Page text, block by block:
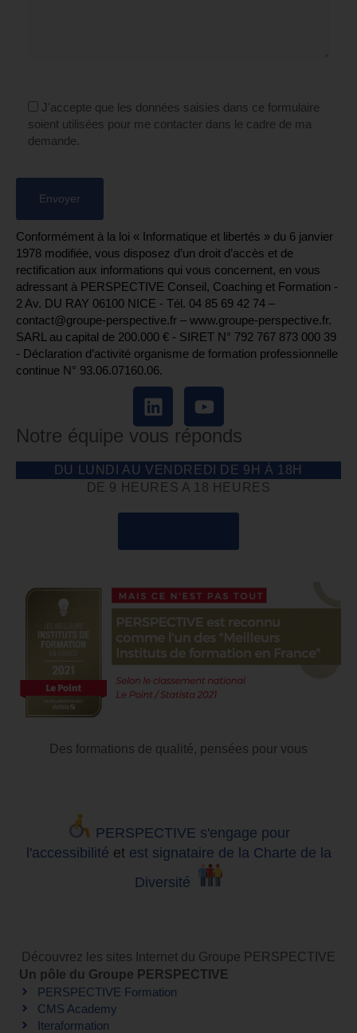
J'accepte que les données saisies dans ce formulaire
soient utilisées pour me contacter dans le cadre de ma
demande.
Conformément à la loi « Informatique et libertés » du 6 janvier
1978 modifiée, vous disposez d’un droit d’accès et de
rectification aux informations qui vous concernent, en vous
adressant à PERSPECTIVE Conseil, Coaching et Formation -
2 Av. DU RAY 06100 NICE - Tél. 04 85 69 42 74⁩ –
contact@groupe-perspective.fr – www.groupe-perspective.fr.
SARL au capital de 200.000 € - SIRET N° 792 767 873 000 39
- Déclaration d’activité organisme de formation professionnelle
continue N° 93.06.07160.06.
Notre équipe vous réponds
DU LUNDI AU VENDREDI DE 9H À 18H
DE 9 HEURES A 18 HEURES
Des formations de qualité, pensées pour vous
PERSPECTIVE s'engage pour
l'accessibilité et est signataire de la Charte de la
Diversité
Découvrez les sites Internet du Groupe PERSPECTIVE
Un pôle du Groupe PERSPECTIVE
PERSPECTIVE Formation
CMS Academy
Iteraformation